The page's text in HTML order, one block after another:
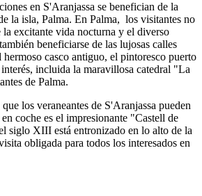
en S'Aranjassa se benefician de la
la isla, Palma. En Palma, los visitantes no
excitante vida nocturna y el diverso
beneficiarse de las lujosas calles
hermoso casco antiguo, el pintoresco puerto
incluida la maravillosa catedral "La
de Palma.
los veraneantes de S'Aranjassa pueden
coche es el impresionante "Castell de
siglo XIII está entronizado en lo alto de la
obligada para todos los interesados en